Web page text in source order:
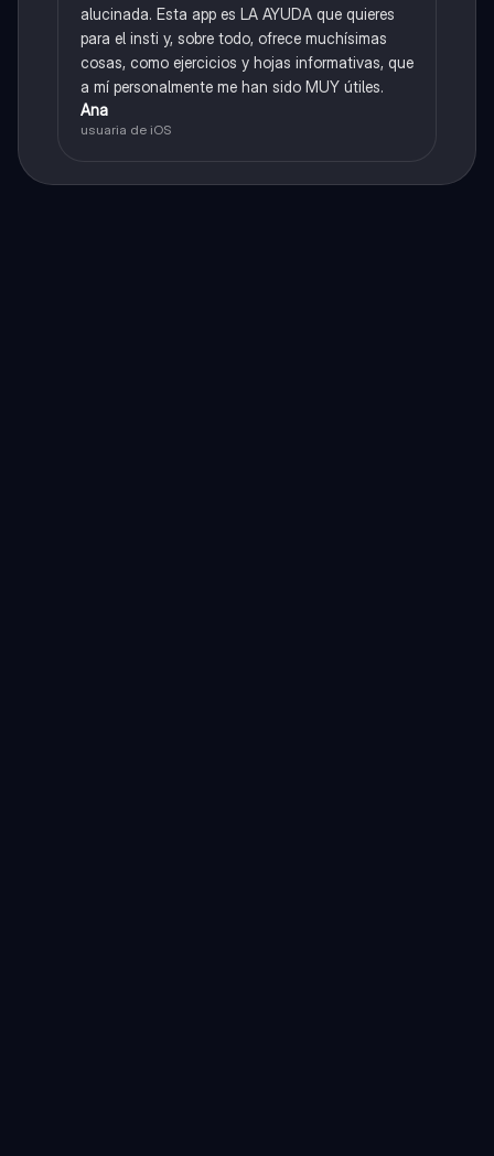
alucinada. Esta app es LA AYUDA que quieres
para el insti y, sobre todo, ofrece muchísimas
cosas, como ejercicios y hojas informativas, que
a mí personalmente me han sido MUY útiles.
Ana
usuaria de iOS